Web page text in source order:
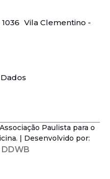
1036 Vila Clementino -
Paulista para o
| Desenvolvido por: